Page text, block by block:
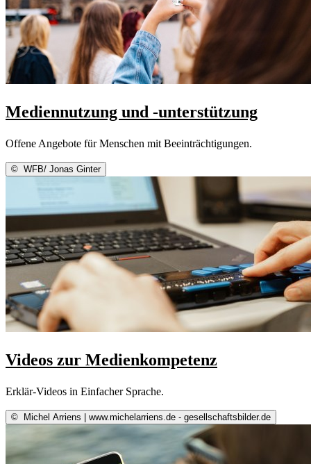
Mediennutzung und -unterstützung
Offene Angebote für Menschen mit Beeinträchtigungen.
© WFB/ Jonas Ginter
Videos zur Medienkompetenz
Erklär-Videos in Einfacher Sprache.
© Michel Arriens | www.michelarriens.de - gesellschaftsbilder.de